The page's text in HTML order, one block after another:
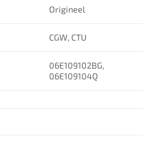
Origineel
CGW, CTU
06E109102BG,
06E109104Q